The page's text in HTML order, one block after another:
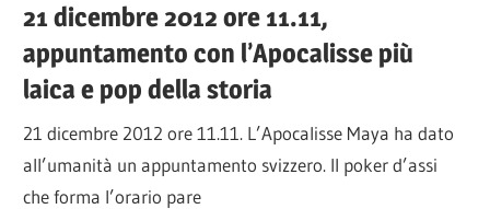
21 dicembre 2012 ore 11.11,
appuntamento con l’Apocalisse più
laica e pop della storia
21 dicembre 2012 ore 11.11. L’Apocalisse Maya ha dato
all’umanità un appuntamento svizzero. Il poker d’assi
che forma l’orario pare